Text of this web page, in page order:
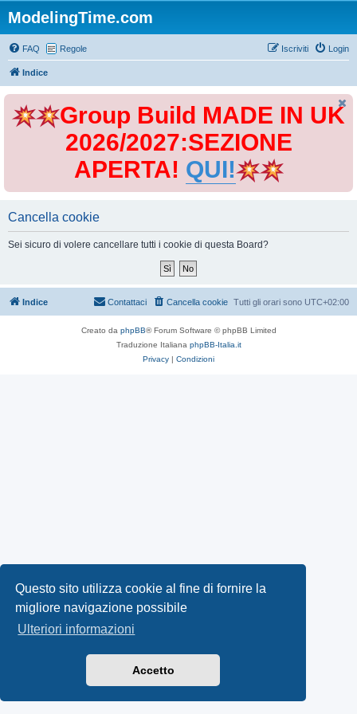
Questo sito utilizza cookie al fine di fornire la
migliore navigazione possibile
Ulteriori informazioni
Accetto
ModelingTime.com
FAQ Regole Login
Iscriviti
Indice
Group Build MADE IN UK
2026/2027:SEZIONE
APERTA! QUI!
Cancella cookie
Sei sicuro di volere cancellare tutti i cookie di questa Board?
Indice Tutti gli orari sono UTC+02:00
Cancella cookie
Contattaci
Creato da phpBB® Forum Software © phpBB Limited
Traduzione Italiana phpBB-Italia.it
Privacy | Condizioni